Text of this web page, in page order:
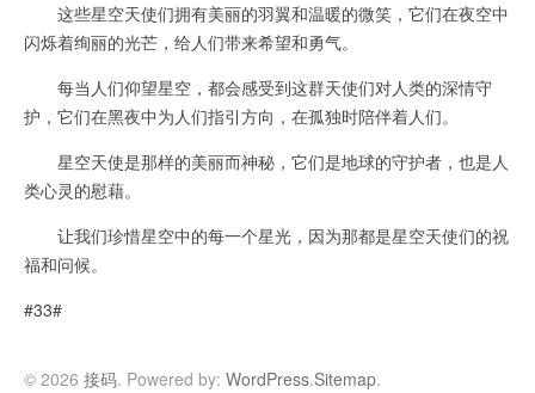
这些星空天使们拥有美丽的羽翼和温暖的微笑，它们在夜空中
闪烁着绚丽的光芒，给人们带来希望和勇气。
每当人们仰望星空，都会感受到这群天使们对人类的深情守
护，它们在黑夜中为人们指引方向，在孤独时陪伴着人们。
星空天使是那样的美丽而神秘，它们是地球的守护者，也是人
类心灵的慰藉。
让我们珍惜星空中的每一个星光，因为那都是星空天使们的祝
福和问候。
#33#
© 2026 接码. Powered by: WordPress.Sitemap.